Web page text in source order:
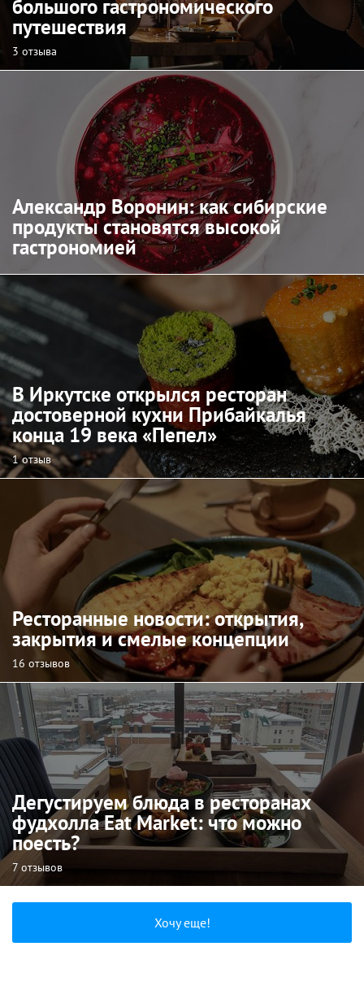
большого гастрономического
путешествия
3 отзыва
Александр Воронин: как сибирские
продукты становятся высокой
гастрономией
В Иркутске открылся ресторан
достоверной кухни Прибайкалья
конца 19 века «Пепел»
1 отзыв
Ресторанные новости: открытия,
закрытия и смелые концепции
16 отзывов
Дегустируем блюда в ресторанах
фудхолла Eat Market: что можно
поесть?
7 отзывов
Хочу еще!